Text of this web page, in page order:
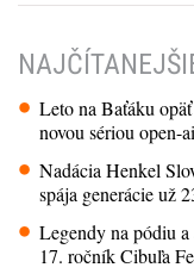
Leto na Baťáku
novou sériou open-
Nadácia Henkel
spája generácie už
Legendy na pódiu
17. ročník Cibuľa